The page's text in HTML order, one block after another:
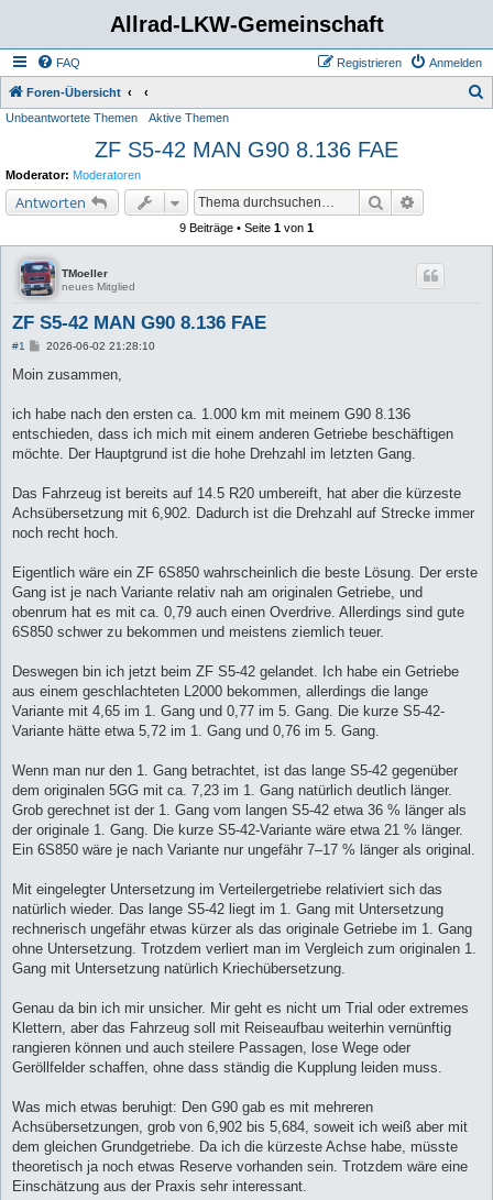
Allrad-LKW-Gemeinschaft
FAQ Anmelden
Registrieren
Foren-Übersicht
Unbeantwortete Themen Aktive Themen
ZF S5-42 MAN G90 8.136 FAE
Moderator: Moderatoren
Antworten Suche
9 Beiträge • Seite 1 von 1
TMoeller
neues Mitglied
ZF S5-42 MAN G90 8.136 FAE
#1
B
i
a
2026-06-02 21:28:10
Moin zusammen,
ich habe nach den ersten ca. 1.000 km mit meinem G90 8.136
entschieden, dass ich mich mit einem anderen Getriebe beschäftigen
möchte. Der Hauptgrund ist die hohe Drehzahl im letzten Gang.
Das Fahrzeug ist bereits auf 14.5 R20 umbereift, hat aber die kürzeste
Achsübersetzung mit 6,902. Dadurch ist die Drehzahl auf Strecke immer
noch recht hoch.
Eigentlich wäre ein ZF 6S850 wahrscheinlich die beste Lösung. Der erste
Gang ist je nach Variante relativ nah am originalen Getriebe, und
obenrum hat es mit ca. 0,79 auch einen Overdrive. Allerdings sind gute
6S850 schwer zu bekommen und meistens ziemlich teuer.
Deswegen bin ich jetzt beim ZF S5-42 gelandet. Ich habe ein Getriebe
aus einem geschlachteten L2000 bekommen, allerdings die lange
Variante mit 4,65 im 1. Gang und 0,77 im 5. Gang. Die kurze S5-42-
Variante hätte etwa 5,72 im 1. Gang und 0,76 im 5. Gang.
Wenn man nur den 1. Gang betrachtet, ist das lange S5-42 gegenüber
dem originalen 5GG mit ca. 7,23 im 1. Gang natürlich deutlich länger.
Grob gerechnet ist der 1. Gang vom langen S5-42 etwa 36 % länger als
der originale 1. Gang. Die kurze S5-42-Variante wäre etwa 21 % länger.
Ein 6S850 wäre je nach Variante nur ungefähr 7–17 % länger als original.
Mit eingelegter Untersetzung im Verteilergetriebe relativiert sich das
natürlich wieder. Das lange S5-42 liegt im 1. Gang mit Untersetzung
rechnerisch ungefähr etwas kürzer als das originale Getriebe im 1. Gang
ohne Untersetzung. Trotzdem verliert man im Vergleich zum originalen 1.
Gang mit Untersetzung natürlich Kriechübersetzung.
Genau da bin ich mir unsicher. Mir geht es nicht um Trial oder extremes
Klettern, aber das Fahrzeug soll mit Reiseaufbau weiterhin vernünftig
rangieren können und auch steilere Passagen, lose Wege oder
Geröllfelder schaffen, ohne dass ständig die Kupplung leiden muss.
Was mich etwas beruhigt: Den G90 gab es mit mehreren
Achsübersetzungen, grob von 6,902 bis 5,684, soweit ich weiß aber mit
dem gleichen Grundgetriebe. Da ich die kürzeste Achse habe, müsste
theoretisch ja noch etwas Reserve vorhanden sein. Trotzdem wäre eine
Einschätzung aus der Praxis sehr interessant.